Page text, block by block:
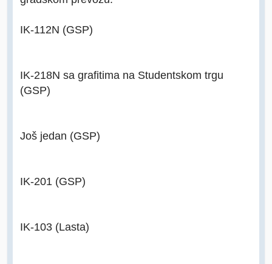
IK-112N (GSP)
IK-218N sa grafitima na Studentskom trgu
(GSP)
Još jedan (GSP)
IK-201 (GSP)
IK-103 (Lasta)